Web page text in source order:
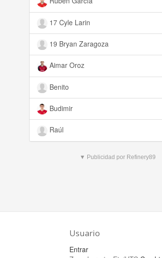
17 Cyle Larin
19 Bryan Zaragoza
Aimar Oroz
Benito
Budimir
Raúl
▼ Publicidad por Refinery89
Usuario
Entrar